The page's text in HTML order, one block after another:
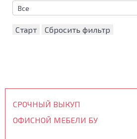
Старт Сбросить фильтр
СРОЧНЫЙ ВЫКУП
ОФИСНОЙ МЕБЕЛИ БУ